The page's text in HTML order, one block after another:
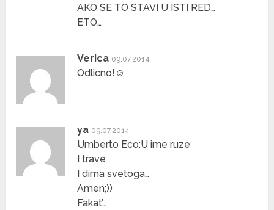
AKO SE TO STAVI U ISTI RED…
ETO…
Verica 09.07.2014
Odlicno!☺
ya 09.07.2014
Umberto Eco:U ime ruze
I trave
I dima svetoga…
Amen;))
Fakat’…